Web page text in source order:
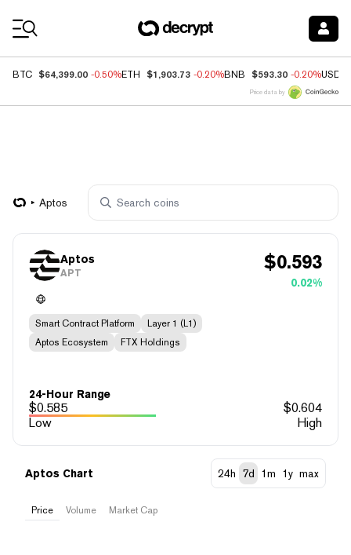
BTC $64,399.00 -0.50%ETH $1,903.73 -0.20%BNB $593.30 -0.20%USDC
Price data by
Aptos
Aptos
APT $0.593
0.02%
Smart Contract Platform
Layer 1 (L1)
Aptos Ecosystem
FTX Holdings
24-Hour Range
$0.585 $0.604
Low
High
Aptos Chart 24h 7d 1m 1y max
Price Volume Market Cap